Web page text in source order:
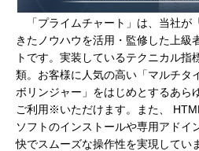
「プライムチャート」は、当社が
きたノウハウを活用・監修した上級
トです。実装しているテクニカル
類。お客様に人気の高い「マルチタ
ボリンジャー」をはじめとするあら
ご利用※いただけます。また、
ソフトのインストールや専用アドイ
快でスムーズな操作性を実現してい